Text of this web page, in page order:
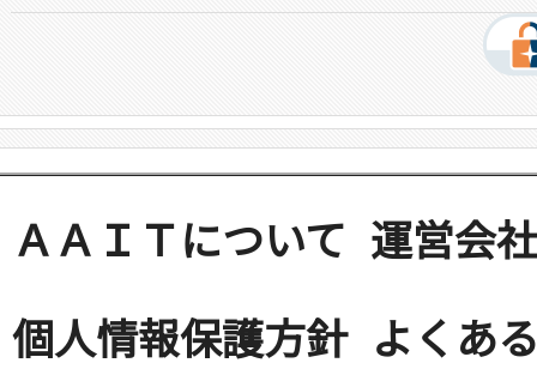
ＡＡＩＴについて 運営会社
個人情報保護方針 よくあ